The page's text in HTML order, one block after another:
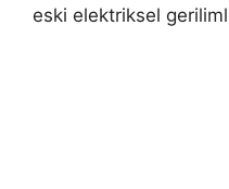
eski elektriksel